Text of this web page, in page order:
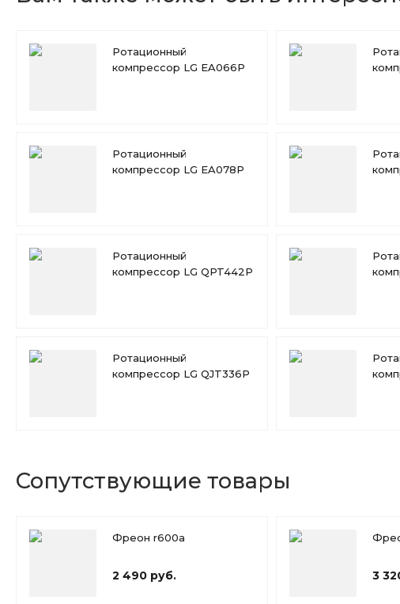
Ротационный
компрессор LG EA066P
Ротационный
компрессор LG EA078P
Ротационный
компрессор LG QPT442P
Ротационный
компрессор LG QJT336P
Сопутствующие товары
Фреон r600a
2 490 руб. 3